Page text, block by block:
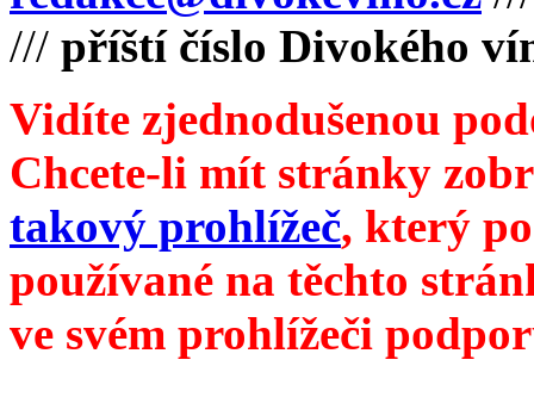
/// příští číslo Divokého
Vidíte zjednodušenou
Chcete-li mít stránky
takový prohlížeč, který
používané na těchto
ve svém prohlížeči